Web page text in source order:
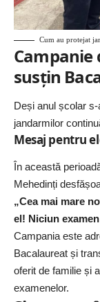
Cum au protejat
Campanie
susțin
Deși anul școlar
jandarmilor
Mesaj pentru
În această
Mehedinți
„Cea mai mare
el! Niciun
Campania este
Bacalaureat și
oferit de familie și
examenelor.